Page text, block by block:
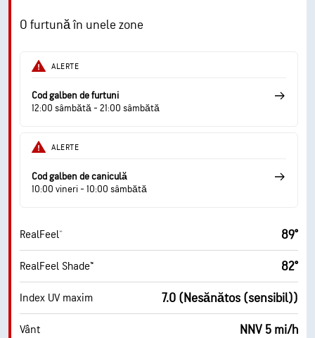
O furtună în unele zone
ALERTE
Cod galben de furtuni
12:00 sâmbătă - 21:00 sâmbătă
ALERTE
Cod galben de caniculă
10:00 vineri - 10:00 sâmbătă
RealFeel® 89°
RealFeel Shade™ 82°
Index UV maxim 7.0 (Nesănătos (sensibil))
Vânt NNV 5 mi/h